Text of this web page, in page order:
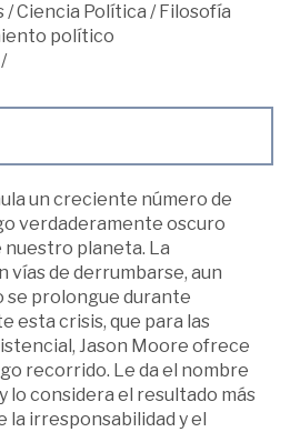
/Ciencia Política / Filosofía
político
/
un creciente número de
verdaderamente oscuro
nuestro planeta. La
vías de derrumbarse, aun
se prolongue durante
esta crisis, que para las
Jason Moore ofrece
recorrido. Le da el nombre
lo considera el resultado más
irresponsabilidad y el